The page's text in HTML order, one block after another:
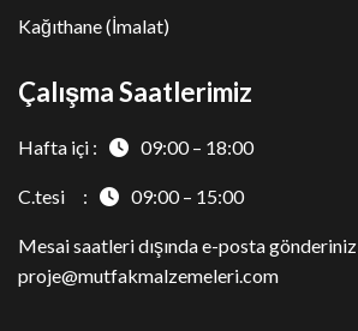
Kağıthane (İmalat)
Çalışma Saatlerimiz
Hafta içi : 09:00 – 18:00
C.tesi : 09:00 – 15:00
Mesai saatleri dışında e-posta gönderiniz
proje@mutfakmalzemeleri.com